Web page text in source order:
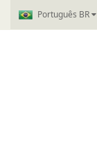
Português BR